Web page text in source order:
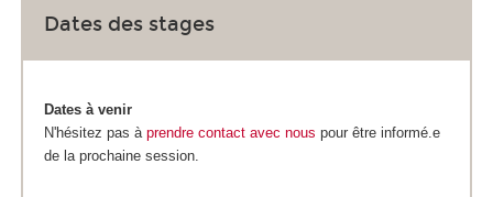
Dates des stages
Dates à venir
N'hésitez pas à prendre contact avec nous pour être informé.e
de la prochaine session.